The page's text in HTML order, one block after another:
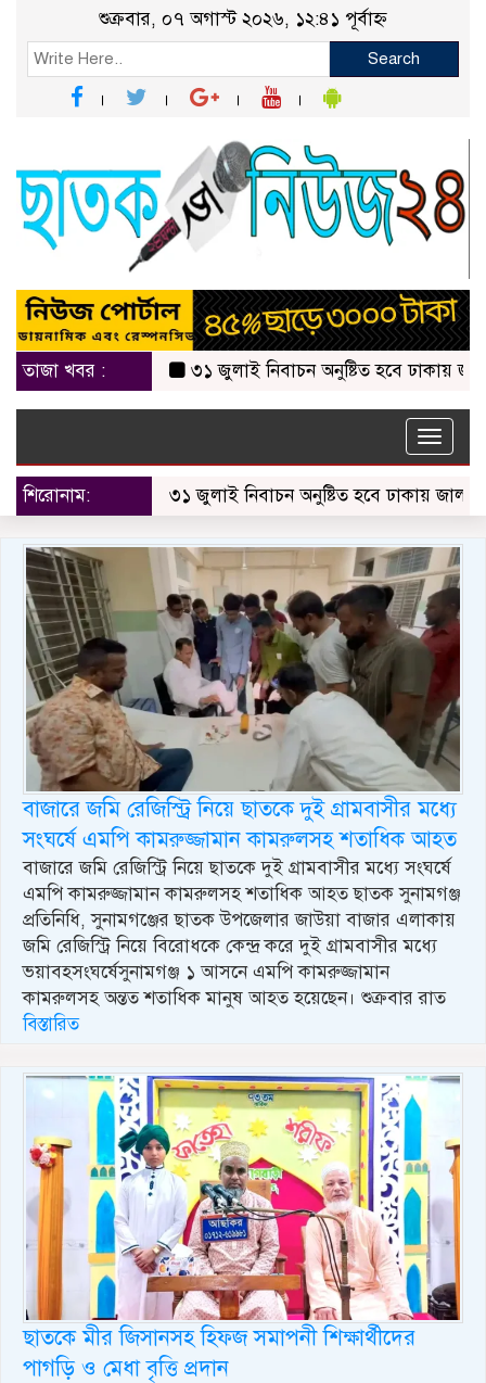
শুক্রবার, ০৭ অগাস্ট ২০২৬, ১২:৪১ পূর্বাহ্ন
Search
তাজা খবর : ৩১ জুলাই নিবাচন অনু‌ষ্টিত হ‌বে ঢাকায়
Toggle
শিরোনাম:
৩১ জুলাই নিবাচন অনু‌ষ্টিত হ‌বে ঢাকায়
বাজারে জমি রেজিস্ট্রি নিয়ে ছাত‌কে দু‌ই গ্রামবাসীর ম‌ধ‌্যে
সংঘর্ষে এমপি কামরুজ্জামান কামরুলসহ শতাধিক আহত
বাজারে জমি রেজিস্ট্রি নিয়ে ছাত‌কে দু‌ই গ্রামবাসীর ম‌ধ‌্যে সংঘর্ষে
এমপি কামরুজ্জামান কামরুলসহ শতাধিক আহত ছাতক সুনামগঞ্জ
প্রতি‌নি‌ধি, সুনামগঞ্জের ছাতক উপজেলার জাউয়া বাজার এলাকায়
জমি রেজিস্ট্রি নিয়ে বিরোধকে কেন্দ্র করে দুই গ্রামবাসীর ম‌ধ্যে
ভয়াবহসংঘর্ষেসুনামগঞ্জ ১ আস‌নে এম‌পি কামরুজ্জামান
কামরুলসহ অন্তত শতাধিক মানুষ আহত হয়েছেন। শুক্রবার রাত
বিস্তারিত
ছাতকে মীর জিসানসহ হিফজ সমাপনী শিক্ষার্থীদের
পাগড়ি ও মেধা বৃত্তি প্রদান